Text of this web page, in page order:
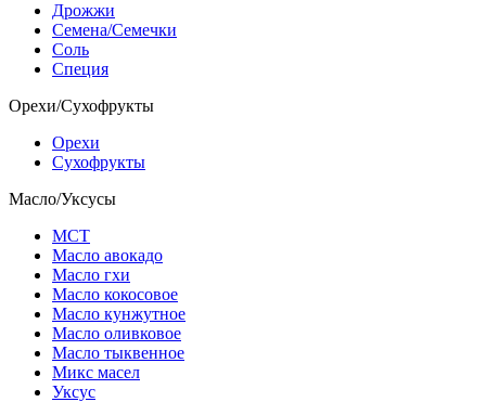
Дрожжи
Семена/Семечки
Соль
Специя
Орехи/Сухофрукты
Орехи
Сухофрукты
Масло/Уксусы
МСТ
Масло авокадо
Масло гхи
Масло кокосовое
Масло кунжутное
Масло оливковое
Масло тыквенное
Микс масел
Уксус